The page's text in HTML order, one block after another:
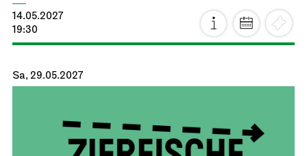
14.05.2027
19:30
Sa, 29.05.2027